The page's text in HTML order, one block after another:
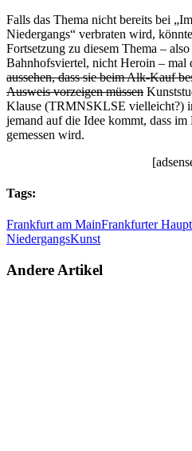
Falls das Thema nicht bereits bei
Niedergangs“ verbraten wird,
Fortsetzung zu diesem Thema –
Bahnhofsviertel, nicht Heroin – mal
aussehen, dass sie beim Alk-Kauf
Ausweis vorzeigen müssen
Klause (TRMNSKLSE vielleicht?)
jemand auf die Idee kommt, dass
gemessen wird.
Tags:
Frankfurt am MainFrankfurter
NiedergangsKunst
Andere Artikel